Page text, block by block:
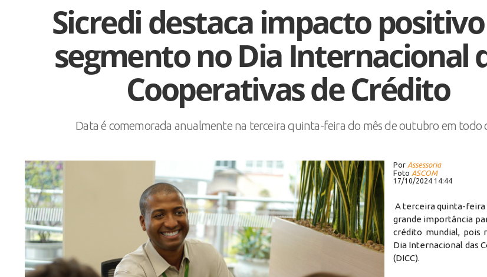
Sicredi destaca impacto
segmento no Dia Internacional
Cooperativas de Crédito
Data é comemorada anualmente na terceira quinta-feira do mês de outubro em todo
Por Assessoria
Foto ASCOM
17/10/2024 14:44
A terceira quinta-feira
grande importância
crédito mundial, pois
Dia Internacional das
(DICC).